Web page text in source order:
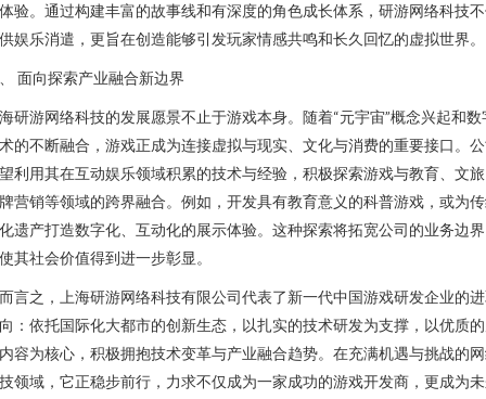
验。通过构建丰富的故事线和有深度的角色成长体系，研游网络科技
娱乐消遣，更旨在创造能够引发玩家情感共鸣和长久回忆的虚拟世界。
面向探索产业融合新边界
研游网络科技的发展愿景不止于游戏本身。随着“元宇宙”概念兴起和数
的不断融合，游戏正成为连接虚拟与现实、文化与消费的重要接口。
利用其在互动娱乐领域积累的技术与经验，积极探索游戏与教育、文
营销等领域的跨界融合。例如，开发具有教育意义的科普游戏，或为
遗产打造数字化、互动化的展示体验。这种探索将拓宽公司的业务边
其社会价值得到进一步彰显。
言之，上海研游网络科技有限公司代表了新一代中国游戏研发企业的
：依托国际化大都市的创新生态，以扎实的技术研发为支撑，以优质
容为核心，积极拥抱技术变革与产业融合趋势。在充满机遇与挑战的
领域，它正稳步前行，力求不仅成为一家成功的游戏开发商，更成为